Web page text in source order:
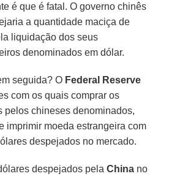
é que é fatal. O governo chinês
a quantidade maciça de
liquidação dos seus
denominados em dólar.
seguida? O Federal Reserve
com os quais comprar os
pelos chineses denominados,
imprimir moeda estrangeira com
despejados no mercado.
despejados pelaChina no